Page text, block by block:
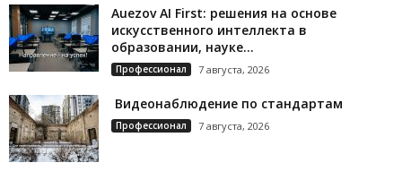
Auezov AI First: решения на основе
искусственного интеллекта в
образовании, науке...
Профессионал 7 августа, 2026
Видеонаблюдение по стандартам
Профессионал 7 августа, 2026